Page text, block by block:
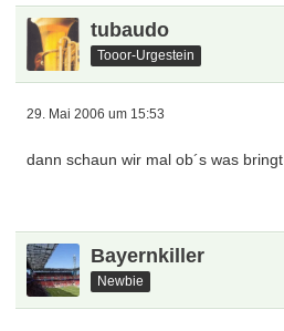
tubaudo
Tooor-Urgestein
29. Mai 2006 um 15:53
dann schaun wir mal ob´s was bringt
Bayernkiller
Newbie